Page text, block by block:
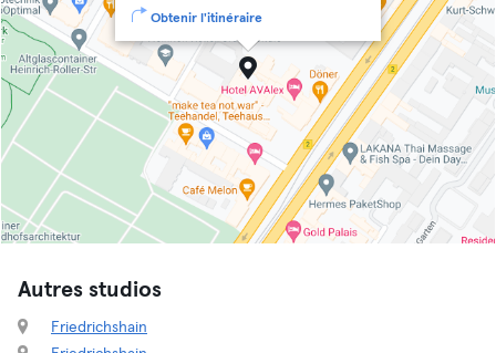
Obtenir l'itinéraire
Autres studios
Friedrichshain